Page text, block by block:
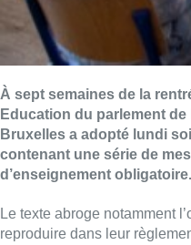
À sept semaines de la
Education du parlement
Bruxelles a adopté lundi
contenant une série de
d’enseignement obligatoire.
Le texte abroge notamment
reproduire dans leur